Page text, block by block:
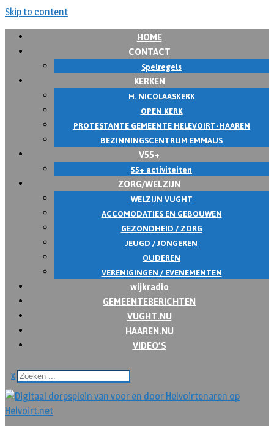
Skip to content
HOME
CONTACT
Spelregels
KERKEN
H. NICOLAASKERK
OPEN KERK
PROTESTANTE GEMEENTE HELEVOIRT-HAAREN
BEZINNINGSCENTRUM EMMAUS
V55+
55+ activiteiten
ZORG/WELZIJN
WELZIJN VUGHT
ACCOMODATIES EN GEBOUWEN
GEZONDHEID / ZORG
JEUGD / JONGEREN
OUDEREN
VERENIGINGEN / EVENEMENTEN
wijkradio
GEMEENTEBERICHTEN
VUGHT.NU
HAAREN.NU
VIDEO’S
x